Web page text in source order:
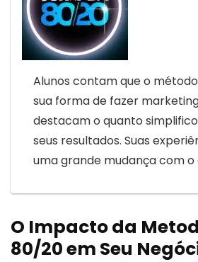
Alunos contam que o
sua forma de fazer
destacam o quanto
seus resultados. Suas
uma grande mudança com o
O Impacto da
80/20 em Seu